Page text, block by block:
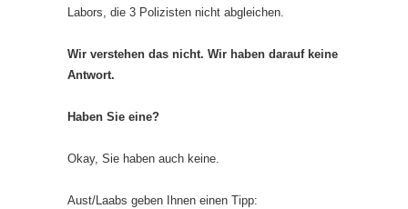
Labors, die 3 Polizisten nicht abgleichen.
Wir verstehen das nicht. Wir haben darauf keine
Antwort.
Haben Sie eine?
Okay, Sie haben auch keine.
Aust/Laabs geben Ihnen einen Tipp: